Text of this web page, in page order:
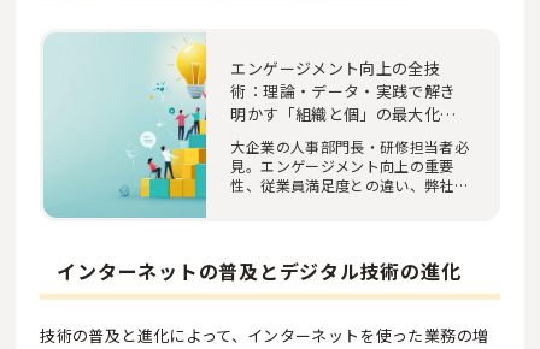
エンゲージメント向上の全技
術：理論・データ・実践で解き
明かす「組織と個」の最大化戦
略
大企業の人事部門長・研修担当者必
見。エンゲージメント向上の重要
性、従業員満足度との違い、弊社独
インターネットの普及とデジタル技術の進化
技術の普及と進化によって、インターネットを使った業務の増